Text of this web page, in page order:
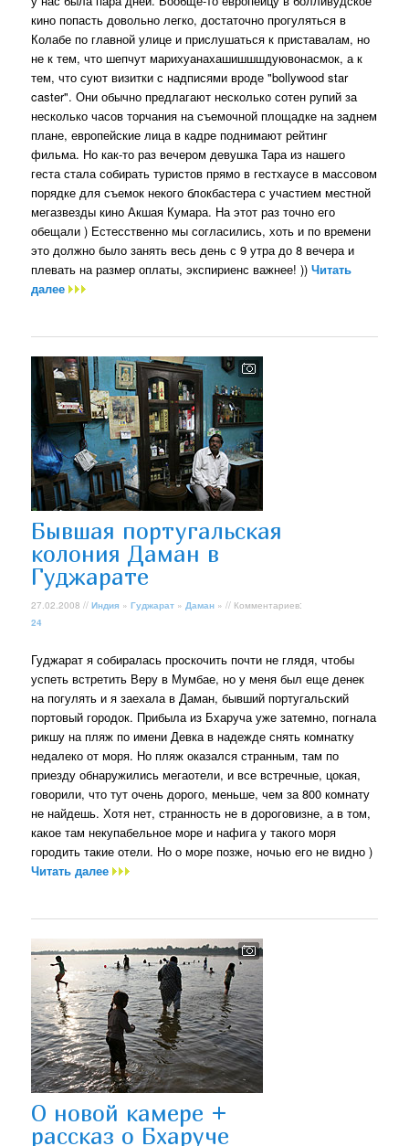
кино попасть довольно легко, достаточно прогуляться в
Колабе по главной улице и прислушаться к приставалам, но
не к тем, что шепчут марихуанахашишшшдуювонасмок, а к
тем, что суют визитки с надписями вроде "bollywood star
caster". Они обычно предлагают несколько сотен рупий за
несколько часов торчания на съемочной площадке на заднем
плане, европейские лица в кадре поднимают рейтинг
фильма. Но как-то раз вечером девушка Тара из нашего
геста стала собирать туристов прямо в гестхаусе в массовом
порядке для съемок некого блокбастера с участием местной
мегазвезды кино Акшая Кумара. На этот раз точно его
обещали ) Естесственно мы согласились, хоть и по времени
это должно было занять весь день с 9 утра до 8 вечера и
плевать на размер оплаты, экспириенс важнее! ))Читать
далее
Бывшая португальская
колония Даман в
Гуджарате
27.02.2008 //Индия »Гуджарат » Даман » // Комментариев:
24
Гуджарат я собиралась проскочить почти не глядя, чтобы
успеть встретить Веру в Мумбае, но у меня был еще денек
на погулять и я заехала в Даман, бывший португальский
портовый городок. Прибыла из Бхаруча уже затемно, погнала
рикшу на пляж по имени Девка в надежде снять комнатку
недалеко от моря. Но пляж оказался странным, там по
приезду обнаружились мегаотели, и все встречные, цокая,
говорили, что тут очень дорого, меньше, чем за 800 комнату
не найдешь. Хотя нет, странность не в дороговизне, а в том,
какое там некупабельное море и нафига у такого моря
городить такие отели. Но о море позже, ночью его не видно )
Читать далее
О новой камере +
рассказ о Бхаруче